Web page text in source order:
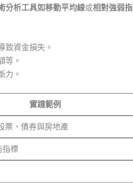
分析工具如移動平均線或相對強弱指
致資金損失。
等。
力。
實踐範例
票、債券與房地產
指標